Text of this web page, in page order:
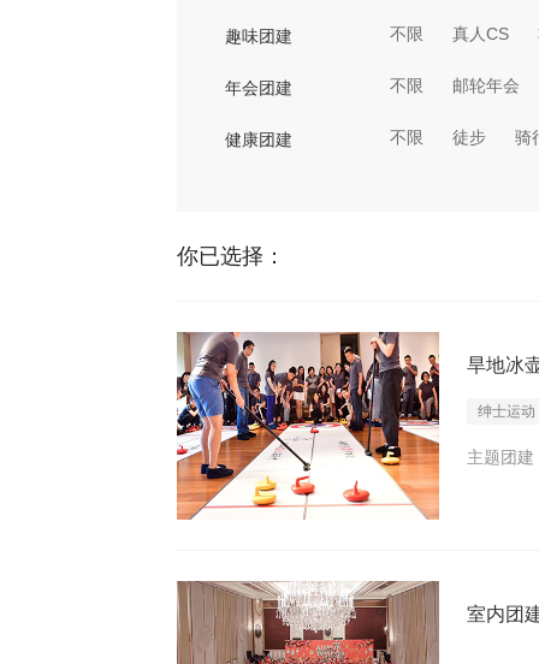
趣味团建 不限 真人CS
年会团建 不限 邮轮年会
健康团建 不限 徒步 骑
你已选择：
旱地冰
绅士运动
主题团建
室内团